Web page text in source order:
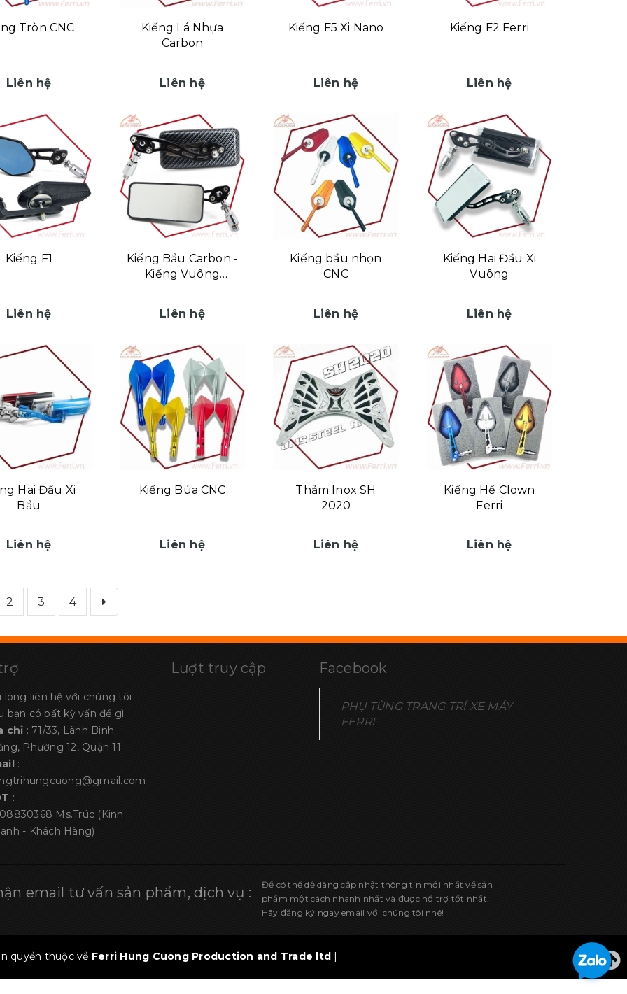
Tròn CNC
Liên hệ
Kiếng Lá Nhựa
Carbon
Liên hệ
Kiếng F5 Xi Nano
Liên hệ
Kiếng F2 Ferri
Liên hệ
Kiếng F1
Liên hệ
Kiếng Bầu Carbon -
Kiếng Vuông
Liên hệ
Kiếng bầu nhọn
CNC
Liên hệ
Kiếng Hai Đầu Xi
Vuông
Liên hệ
Hai Đầu Xi
Bầu
Liên hệ
Kiếng Búa CNC
Liên hệ
Thảm Inox SH
2020
Liên hệ
Kiếng Hề Clown
Ferri
Liên hệ
2 3 4
lòng liên hệ với chúng tôi
bạn có bất kỳ vấn đề gì.
chỉ : 71/33, Lãnh Binh
Phường 12, Quận 11
:
:
Ms.Trúc (Kinh
- Khách Hàng)
Lượt truy cập Facebook
PHỤ TÙNG TRANG TRÍ XE MÁY
FERRI
email tư vấn sản phẩm, dịch vụ :
Để có thể dễ dàng cập nhật thông tin mới nhất về sản
phẩm một cách nhanh nhất và được hổ trợ tốt nhất.
Hãy đăng ký ngay email với chúng tôi nhé!
quyền thuộc về Ferri Hung Cuong Production and Trade ltd